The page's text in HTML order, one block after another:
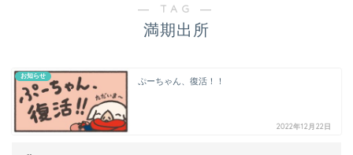
― TAG ―
満期出所
お知らせ
ぷーちゃん、復活！！
2022年12月22日